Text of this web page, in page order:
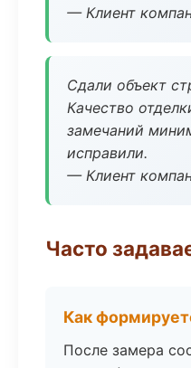
— Клиент
Сдали объект
Качество
замечаний
исправили.
— Клиент
Часто
Как
После замера